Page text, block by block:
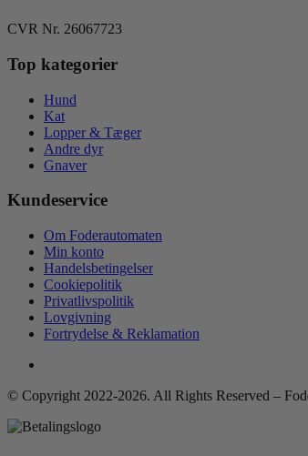
CVR Nr. 26067723
Top kategorier
Hund
Kat
Lopper & Tæger
Andre dyr
Gnaver
Kundeservice
Om Foderautomaten
Min konto
Handelsbetingelser
Cookiepolitik
Privatlivspolitik
Lovgivning
Fortrydelse & Reklamation
© Copyright 2022-2026. All Rights Reserved –